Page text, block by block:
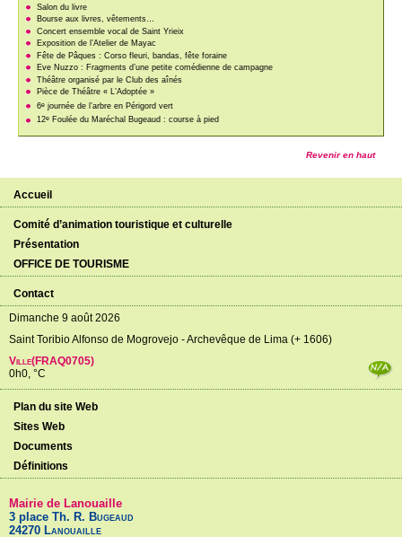
Salon du livre
Bourse aux livres, vêtements…
Concert ensemble vocal de Saint Yrieix
Exposition de l’Atelier de Mayac
Fête de Pâques : Corso fleuri, bandas, fête foraine
Eve Nuzzo : Fragments d’une petite comédienne de campagne
Théâtre organisé par le Club des aînés
Pièce de Théâtre « L’Adoptée »
6e journée de l’arbre en Périgord vert
12e Foulée du Maréchal Bugeaud : course à pied
Revenir en haut
Accueil
Comité d’animation touristique et culturelle
Présentation
OFFICE DE TOURISME
Contact
Dimanche 9 août 2026
Saint Toribio Alfonso de Mogrovejo - Archevêque de Lima (+ 1606)
Ville(FRAQ0705)
0h0, °C
Plan du site Web
Sites Web
Documents
Définitions
Mairie de Lanouaille
3 place Th. R. Bugeaud
24270 Lanouaille